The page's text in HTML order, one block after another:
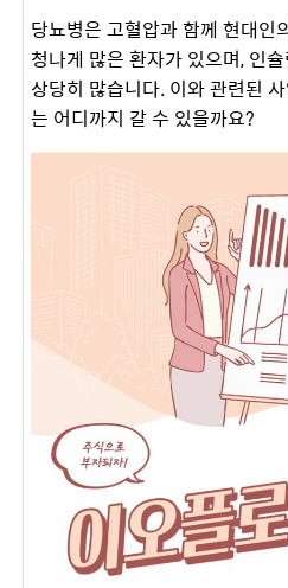
당뇨병은 고혈압과 함께 현대인
청나게 많은 환자가 있으며, 인
상당히 많습니다. 이와 관련된
는 어디까지 갈 수 있을까요?